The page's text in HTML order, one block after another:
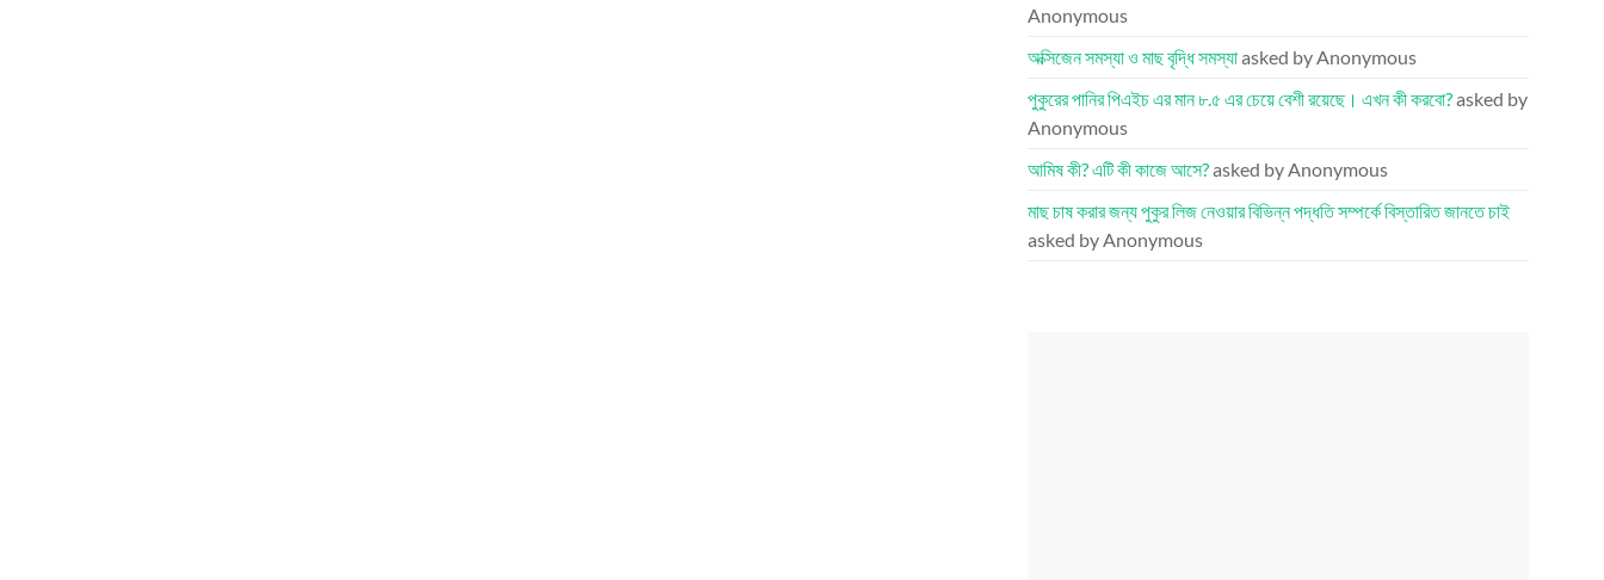
Anonymous
অক্সিজেন সমস্যা ও মাছ বৃদ্ধি সমস্যাasked by Anonymous
পুকুরের পানির পিএইচ এর মান ৮.৫ এর চেয়ে বেশী রয়েছে। এখন কী করবো?asked by
Anonymous
আমিষ কী? এটি কী কাজে আসে?asked by Anonymous
মাছ চাষ করার জন্য পুকুর লিজ নেওয়ার বিভিন্ন পদ্ধতি সম্পর্কে বিস্তারিত জানতে চাই
asked by Anonymous